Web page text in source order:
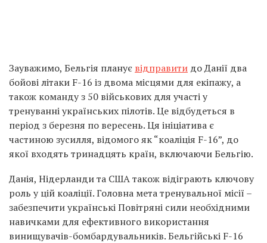
Зауважимо, Бельгія планує відправити до Данії два
бойові літаки F-16 із двома місцями для екіпажу, а
також команду з 50 військових для участі у
тренуванні українських пілотів. Це відбудеться в
період з березня по вересень. Ця ініціатива є
частиною зусилля, відомого як “коаліція F-16”, до
якої входять тринадцять країн, включаючи Бельгію.
Данія, Нідерланди та США також відіграють ключову
роль у цій коаліції. Головна мета тренувальної місії –
забезпечити українські Повітряні сили необхідними
навичками для ефективного використання
винищувачів-бомбардувальників. Бельгійські F-16